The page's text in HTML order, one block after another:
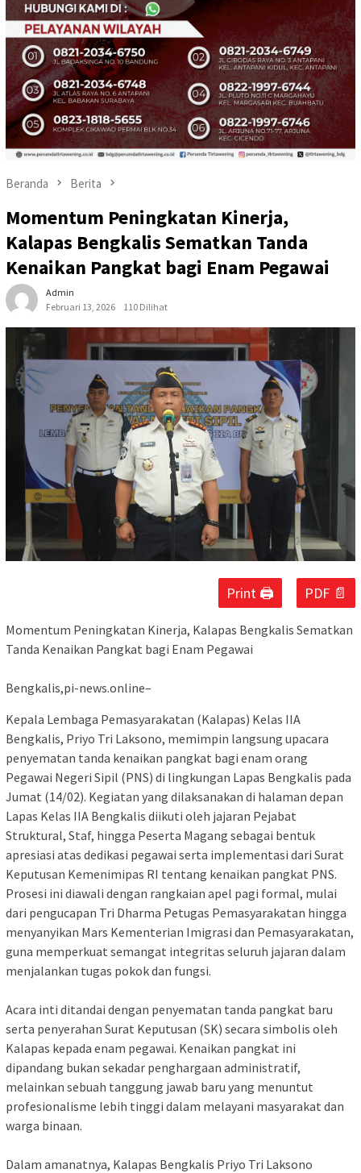
Beranda Berita
‎Momentum Peningkatan Kinerja,
Kalapas Bengkalis Sematkan Tanda
Kenaikan Pangkat bagi Enam Pegawai ‎
Admin
Februari 13, 2026
110 Dilihat
Print 🖨 PDF 📄
‎Momentum Peningkatan Kinerja, Kalapas Bengkalis Sematkan
Tanda Kenaikan Pangkat bagi Enam Pegawai
‎Bengkalis,pi-news.online–
Kepala Lembaga Pemasyarakatan (Kalapas) Kelas IIA
Bengkalis, Priyo Tri Laksono, memimpin langsung upacara
penyematan tanda kenaikan pangkat bagi enam orang
Pegawai Negeri Sipil (PNS) di lingkungan Lapas Bengkalis pada
Jumat (14/02). Kegiatan yang dilaksanakan di halaman depan
Lapas Kelas IIA Bengkalis diikuti oleh jajaran Pejabat
Struktural, Staf, hingga Peserta Magang sebagai bentuk
apresiasi atas dedikasi pegawai serta implementasi dari Surat
Keputusan Kemenimipas RI tentang kenaikan pangkat PNS.
Prosesi ini diawali dengan rangkaian apel pagi formal, mulai
dari pengucapan Tri Dharma Petugas Pemasyarakatan hingga
menyanyikan Mars Kementerian Imigrasi dan Pemasyarakatan,
guna memperkuat semangat integritas seluruh jajaran dalam
menjalankan tugas pokok dan fungsi.
‎Acara inti ditandai dengan penyematan tanda pangkat baru
serta penyerahan Surat Keputusan (SK) secara simbolis oleh
Kalapas kepada enam pegawai. Kenaikan pangkat ini
dipandang bukan sekadar penghargaan administratif,
melainkan sebuah tanggung jawab baru yang menuntut
profesionalisme lebih tinggi dalam melayani masyarakat dan
warga binaan.
‎Dalam amanatnya, Kalapas Bengkalis Priyo Tri Laksono